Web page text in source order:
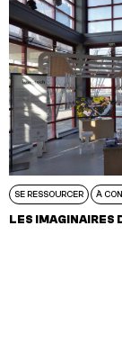
SE RESSOURCER À
LES IMAGINAIRES